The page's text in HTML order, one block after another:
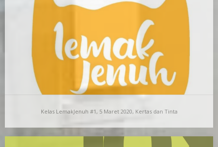
Ernest Hemingway, peraih Nobel Kesusastraan 1954
menggambarkan…
Kelas LemakJenuh #1, 5 Maret 2020, Kertas dan
Kelas LemakJenuh #1, 5 Maret 2020, Kertas dan Tinta